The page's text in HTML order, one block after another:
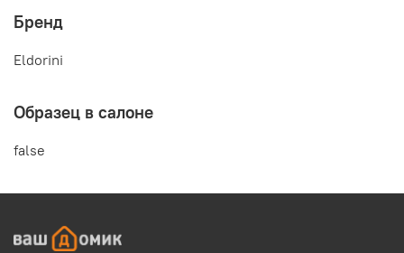
Бренд
Eldorini
Образец в салоне
false